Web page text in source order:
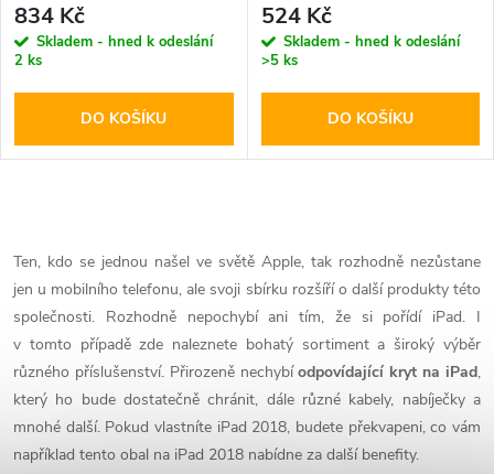
834 Kč
Skladem - hned k odeslání
2 ks
DO KOŠÍKU
524 Kč
Skladem - hned k odeslání
>5 ks
DO KOŠÍKU
v
l
á
d
a
Ten, kdo se jednou našel ve světě Apple, tak rozhodně nezůstane
jen u mobilního telefonu, ale svoji sbírku rozšíří o další produkty této
společnosti. Rozhodně nepochybí ani tím, že si pořídí iPad. I
v tomto případě zde naleznete bohatý sortiment a široký výběr
různého příslušenství. Přirozeně nechybíodpovídající kryt na iPad,
který ho bude dostatečně chránit, dále různé kabely, nabíječky a
mnohé další. Pokud vlastníte iPad 2018, budete překvapeni, co vám
například tento obal na iPad 2018 nabídne za další benefity.